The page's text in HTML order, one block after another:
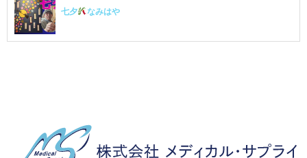
七夕 なみはや